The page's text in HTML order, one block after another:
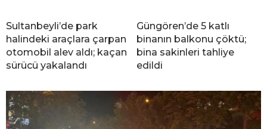
Sultanbeyli’de park
halindeki araçlara çarpan
otomobil alev aldı; kaçan
sürücü yakalandı
Güngören’de 5 katlı
binanın balkonu çöktü;
bina sakinleri tahliye
edildi